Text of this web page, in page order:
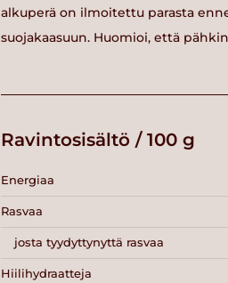
alkuperä on ilmoitettu parasta
suojakaasuun. Huomioi, että
Ravintosisältö / 100 g
Energiaa
Rasvaa
josta tyydyttynyttä rasvaa
Hiilihydraatteja